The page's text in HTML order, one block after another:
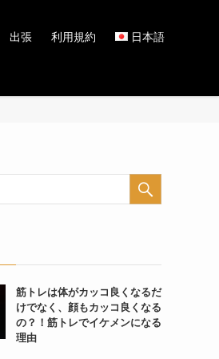
出張 利用規約 日本語
筋トレは体がカッコ良くなるだ
けでなく、顔もカッコ良くなる
の？！筋トレでイケメンになる
理由